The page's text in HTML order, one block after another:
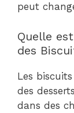
peut
Quelle
des
Les
des
dans des